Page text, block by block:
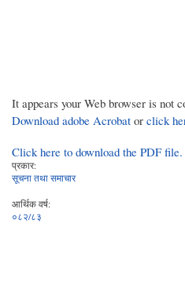
It appears your Web browser is not
Download adobe Acrobat or click
Click here to download the PDF file.
प्रकार:
सूचना तथा समाचार
आर्थिक वर्ष:
०८२/८३